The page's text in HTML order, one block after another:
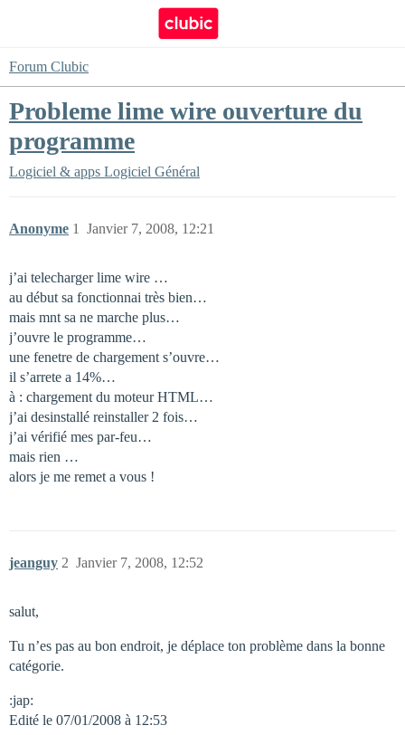
Forum Clubic
Probleme lime wire ouverture du
programme
Logiciel & apps Logiciel Général
Anonyme Janvier 7, 2008, 12:21
1
j’ai telecharger lime wire …
au début sa fonctionnai très bien…
mais mnt sa ne marche plus…
j’ouvre le programme…
une fenetre de chargement s’ouvre…
il s’arrete a 14%…
à : chargement du moteur HTML…
j’ai desinstallé reinstaller 2 fois…
j’ai vérifié mes par-feu…
mais rien …
alors je me remet a vous !
jeanguy Janvier 7, 2008, 12:52
2
salut,
Tu n’es pas au bon endroit, je déplace ton problème dans la bonne
catégorie.
:jap:
Edité le 07/01/2008 à 12:53